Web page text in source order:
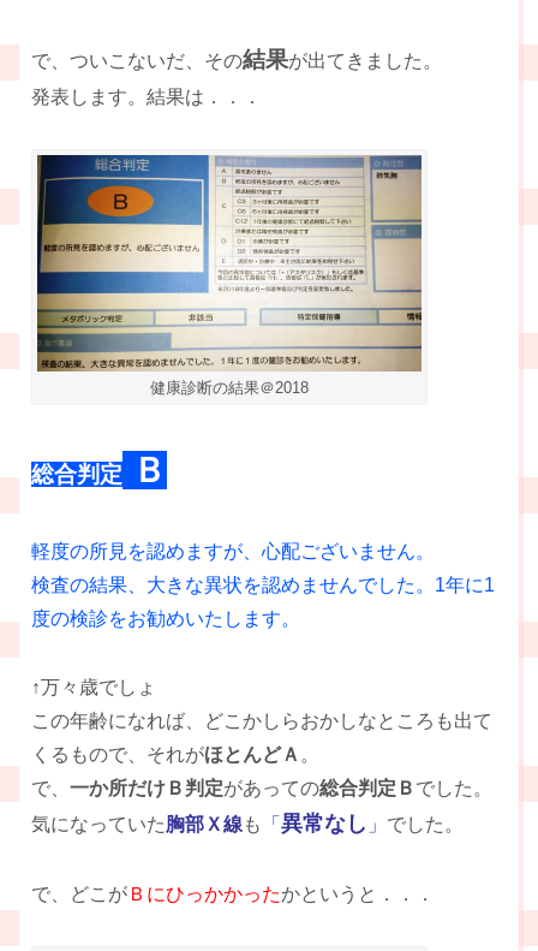
で、ついこないだ、その結果が出てきました。
発表します。結果は．．．
健康診断の結果＠2018
総合判定 Ｂ
軽度の所見を認めますが、心配ございません。
検査の結果、大きな異状を認めませんでした。1年に1
度の検診をお勧めいたします。
↑万々歳でしょ
この年齢になれば、どこかしらおかしなところも出て
くるもので、それがほとんどＡ 。
で、 一か所だけＢ判定があっての総合判定Ｂ でした。
気になっていた胸部Ｘ線も 「 異常なし 」 でした。
で、どこが Ｂにひっかかったかというと．．．